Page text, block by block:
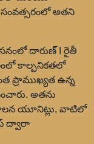
సంవత్సరంలో అతని
దారుణ్ I రైతీ
కాల్పనికతలో
ప్రాముఖ్యత ఉన్న
అతను
యూనిట్లు, వాటిలో
ద్వారా